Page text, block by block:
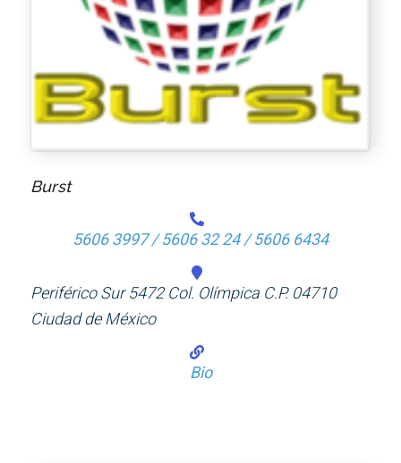
Burst
5606 3997 / 5606 32 24 / 5606 6434
Periférico Sur 5472 Col. Olímpica C.P. 04710
Ciudad de México
Bio